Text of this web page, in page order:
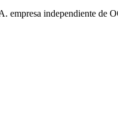
independiente de